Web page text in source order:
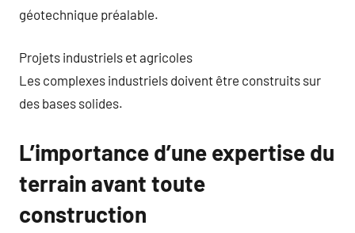
géotechnique préalable.
Projets industriels et agricoles
Les complexes industriels doivent être construits sur
des bases solides.
L’importance d’une expertise du
terrain avant toute
construction